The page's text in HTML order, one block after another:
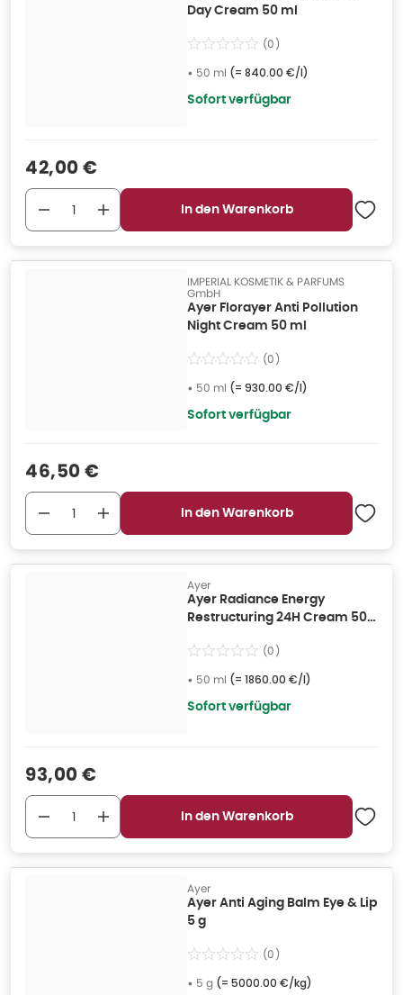
Day Cream 50 ml
(0)
• 50 ml (= 840.00 €/l)
Sofort verfügbar
Verkaufspreis
42,00 €
In den Warenkorb
IMPERIAL KOSMETIK & PARFUMS
GmbH
Ayer Florayer Anti Pollution
Night Cream 50 ml
(0)
• 50 ml (= 930.00 €/l)
Sofort verfügbar
Verkaufspreis
46,50 €
In den Warenkorb
Ayer
Ayer Radiance Energy
Restructuring 24H Cream 50
(0)
• 50 ml (= 1860.00 €/l)
Sofort verfügbar
Verkaufspreis
93,00 €
In den Warenkorb
Ayer
Ayer Anti Aging Balm Eye & Lip
5 g
(0)
• 5 g (= 5000.00 €/kg)